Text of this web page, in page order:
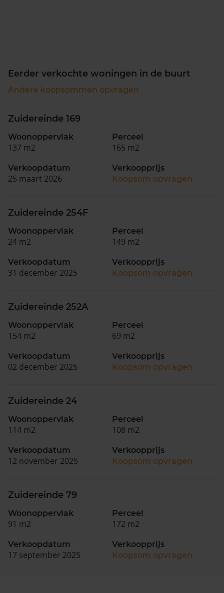
Eerder verkochte woningen in de buurt
Andere koopsommen opvragen
Zuidereinde 169
Woonoppervlak
137 m2
Perceel
165 m2
Verkoopdatum
25 maart 2026
Verkoopprijs
Koopsom opvragen
Zuidereinde 254F
Woonoppervlak
24 m2
Perceel
149 m2
Verkoopdatum
31 december 2025
Verkoopprijs
Koopsom opvragen
Zuidereinde 252A
Woonoppervlak
154 m2
Perceel
69 m2
Verkoopdatum
02 december 2025
Verkoopprijs
Koopsom opvragen
Zuidereinde 24
Woonoppervlak
114 m2
Perceel
108 m2
Verkoopdatum
12 november 2025
Verkoopprijs
Koopsom opvragen
Zuidereinde 79
Woonoppervlak
91 m2
Perceel
172 m2
Verkoopdatum
17 september 2025
Verkoopprijs
Koopsom opvragen